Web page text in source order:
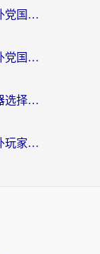
德国怎么玩地鼠传奇不卡顿？海外党国服游戏加速全攻略（含战双EVE实用指南）
超越时空的猫加速器排行榜：海外党国服游戏不卡顿的终极选择指南
英国玩枪神纪总卡顿？这篇加速器选择指南帮你告别延迟（附实测推荐）
最强蜗牛迅游加速器有用吗？海外玩家国服游戏加速避坑指南（附德国玩忍者必须死3流星蝴蝶剑解决办法）